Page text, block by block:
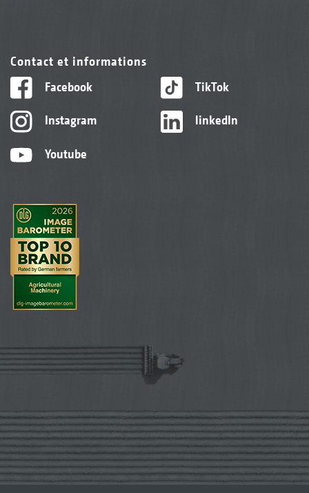
Contact et informations
Facebook
Instagram
Youtube
TikTok
linkedIn